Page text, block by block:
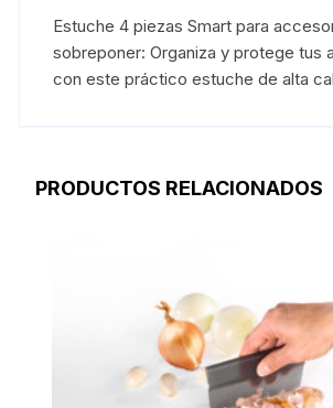
Estuche 4 piezas Smart para
sobreponer: Organiza y protege tus
con este práctico estuche de alta
PRODUCTOS RELACIONADOS